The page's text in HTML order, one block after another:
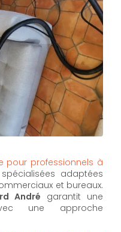
pour professionnels à
adaptées
et bureaux.
André garantit une
une approche